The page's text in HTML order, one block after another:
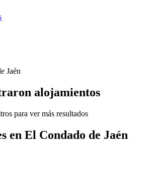
Jaén
alojamientos
para ver más resultados
en El Condado de Jaén